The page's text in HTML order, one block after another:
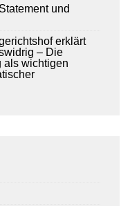
und
erklärt
– Die
als wichtigen